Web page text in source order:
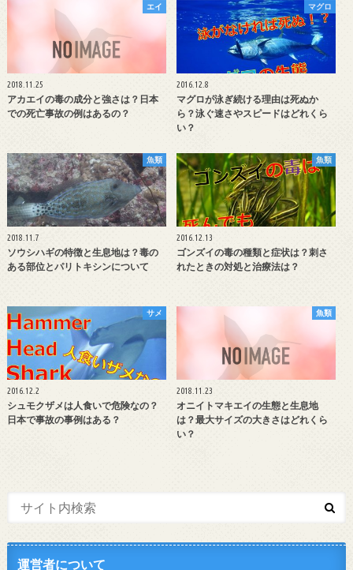
エイ
2018.11.25
アカエイの毒の成分と強さは？日本
での死亡事故の例はあるの？
マグロ
2016.12.8
マグロが泳ぎ続ける理由は死ぬか
ら？泳ぐ速さやスピードはどれくら
い？
魚類
2018.11.7
ソウシハギの特徴と生息地は？毒の
ある部位とパリトキシンについて
魚類
2016.12.13
ゴンズイの毒の種類と症状は？刺さ
れたときの対処と治療法は？
サメ
2016.12.2
シュモクザメは人食いで危険なの？
日本で事故の事例はある？
魚類
2018.11.23
オニイトマキエイの生態と生息地
は？最大サイズの大きさはどれくら
い？
運営者について